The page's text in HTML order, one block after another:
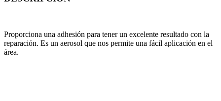
Proporciona una adhesión para tener un excelente resultado con la
reparación. Es un aerosol que nos permite una fácil aplicación en el
área.